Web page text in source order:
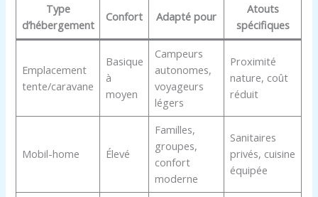
Type
d’hébergement
Confort Adapté pour
Atouts
spécifiques
Emplacement
tente/caravane
Basique
à
moyen
Campeurs
autonomes,
voyageurs
légers
Proximité
nature, coût
réduit
Mobil-home Élevé
Familles,
groupes,
confort
moderne
Sanitaires
privés, cuisine
équipée